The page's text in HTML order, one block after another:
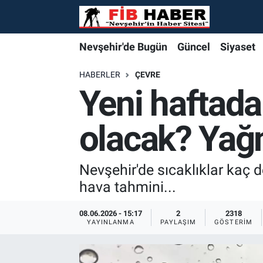
Nevşehir'de Bugün Güncel Siyaset
HABERLER ÇEVRE
Yeni
olacak?
Nevşehir'de sıcaklıklar kaç
hava tahmini...
08.06.2026 - 15:17
YAYINLANMA
2
PAYLAŞIM
2318
GÖSTERIM
Foto Galeri
Nevşehir'de Bugün
Özel Haber
Nevşehir'de Bugün
Özel Haber
Nevşehir'de Bugün
Özel Haber
Nöbetçi Eczaneler
Hava Durumu
Trafik Durumu
Süper Lig Puan Durumu ve Fikstür
Tüm Manşetler
Son Dakika Haberleri
Haber Arşivi